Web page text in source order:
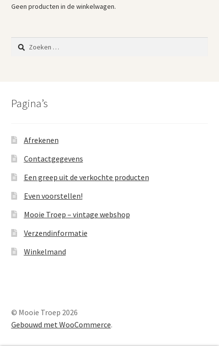
Geen producten in de winkelwagen.
Zoeken
naar:
Pagina’s
Afrekenen
Contactgegevens
Een greep uit de verkochte producten
Even voorstellen!
Mooie Troep – vintage webshop
Verzendinformatie
Winkelmand
© Mooie Troep 2026
Gebouwd met WooCommerce.